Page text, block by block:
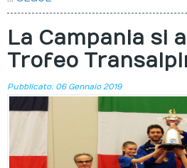
La Campania si
Trofeo
Pubblicato: 06 Gennaio 2019